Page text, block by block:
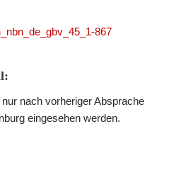
867
nach vorheriger Absprache
eingesehen werden.